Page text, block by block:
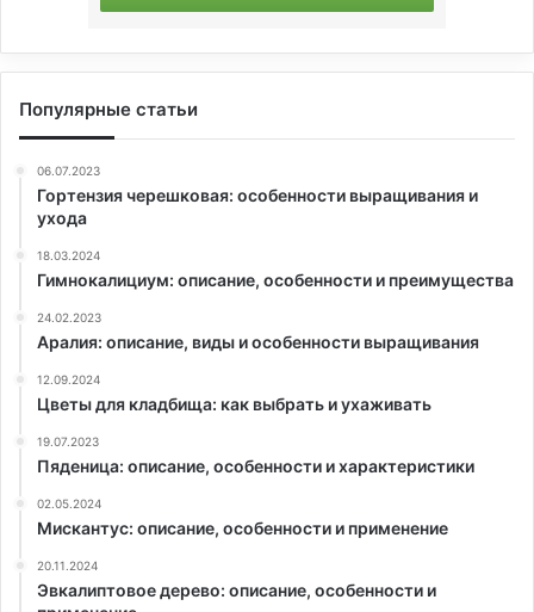
Популярные статьи
06.07.2023
Гортензия черешковая: особенности выращивания и
ухода
18.03.2024
Гимнокалициум: описание, особенности и преимущества
24.02.2023
Аралия: описание, виды и особенности выращивания
12.09.2024
Цветы для кладбища: как выбрать и ухаживать
19.07.2023
Пяденица: описание, особенности и характеристики
02.05.2024
Мискантус: описание, особенности и применение
20.11.2024
Эвкалиптовое дерево: описание, особенности и